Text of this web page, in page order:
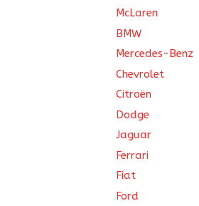
McLaren
BMW
Mercedes-Benz
Chevrolet
Citroën
Dodge
Jaguar
Ferrari
Fiat
Ford